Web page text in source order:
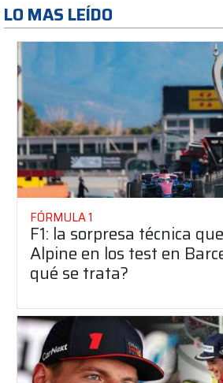
LO MAS LEÍDO
FÓRMULA 1
F1: la sorpresa técnica
Alpine en los test en
qué se trata?